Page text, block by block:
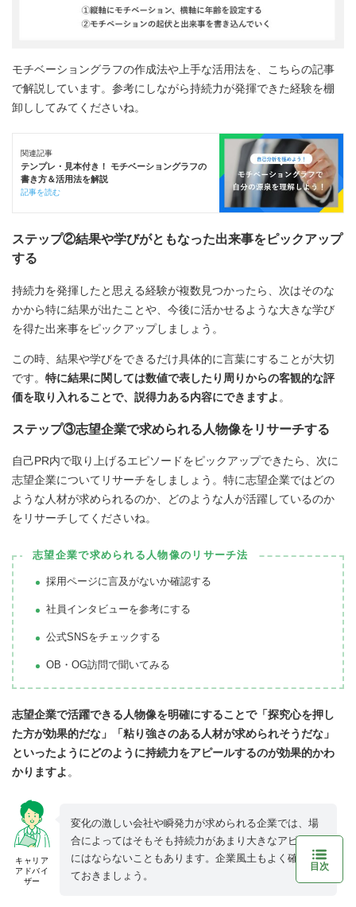
モチベーショングラフの作成法や上手な活用法を、こちらの記事
で解説しています。参考にしながら持続力が発揮できた経験を棚
卸ししてみてくださいね。
関連記事
テンプレ・見本付き！ モチベーショングラフの
書き方＆活用法を解説
記事を読む
ステップ②結果や学びがともなった出来事をピックアップ
する
持続力を発揮したと思える経験が複数見つかったら、次はそのな
かから特に結果が出たことや、今後に活かせるような大きな学び
を得た出来事をピックアップしましょう。
この時、結果や学びをできるだけ具体的に言葉にすることが大切
です。 特に結果に関しては数値で表したり周りからの客観的な評
価を取り入れることで、説得力ある内容にできますよ 。
ステップ③志望企業で求められる人物像をリサーチする
自己PR内で取り上げるエピソードをピックアップできたら、次に
志望企業についてリサーチをしましょう。特に志望企業ではどの
ような人材が求められるのか、どのような人が活躍しているのか
をリサーチしてくださいね。
志望企業で求められる人物像のリサーチ法
採用ページに言及がないか確認する
社員インタビューを参考にする
公式SNSをチェックする
OB・OG訪問で聞いてみる
志望企業で活躍できる人物像を明確にすることで「探究心を押し
た方が効果的だな」「粘り強さのある人材が求められそうだな」
といったようにどのように持続力をアピールするのが効果的かわ
かりますよ。
キャリア
アドバイ
ザー
変化の激しい会社や瞬発力が求められる企業では、場
合によってはそもそも持続力があまり大きなアピール
にはならないこともあります。企業風土もよく確認し
ておきましょう。
目次